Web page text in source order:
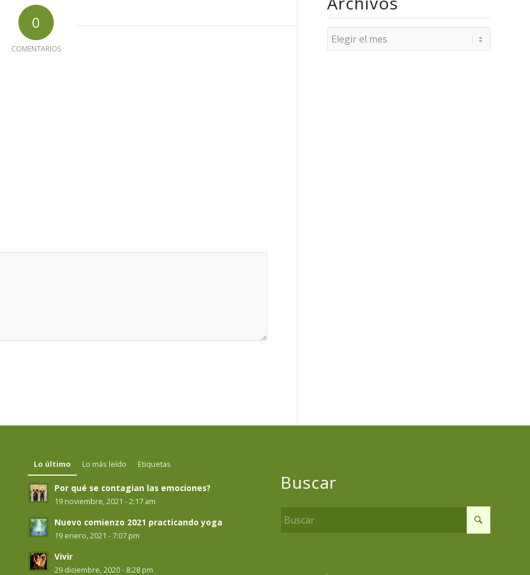
0
COMENTARIOS
Lo último Lo más leído Etiquetas
Por qué se contagian las emociones?
19 noviembre, 2021 - 2:17 am
Nuevo comienzo 2021 practicando yoga
19 enero, 2021 - 7:07 pm
Vivir
29 diciembre, 2020 - 8:28 pm
Buscar